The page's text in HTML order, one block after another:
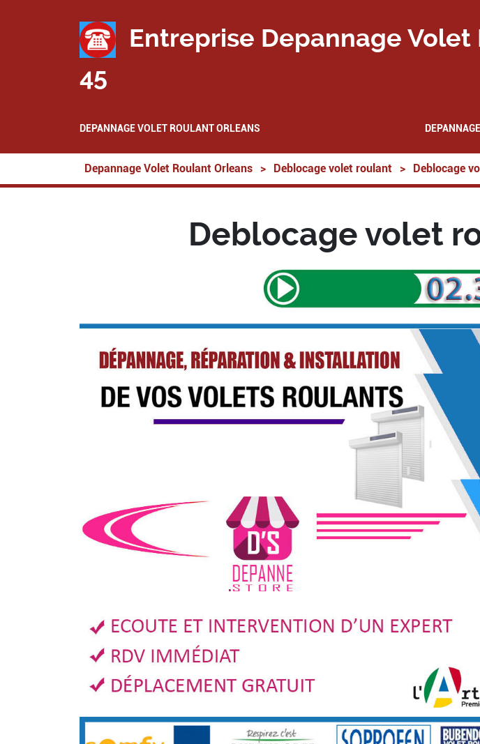
Entreprise Depannage Volet
45
DEPANNAGE VOLET ROULANT ORLEANS
Depannage Volet Roulant Orleans > Deblocage volet roulant > Deblocage
Deblocage volet